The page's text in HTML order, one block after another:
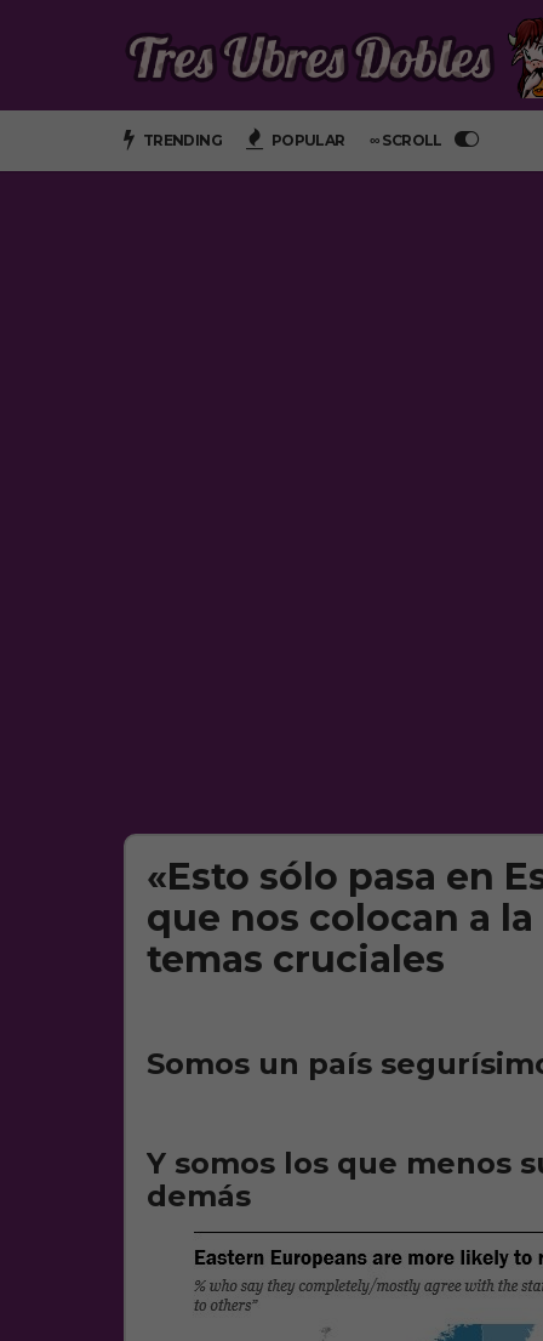
TRENDING POPULAR ∞ SCROLL
«Esto sólo pasa en
que nos colocan a
temas cruciales
Somos un país
Y somos los que menos
demás